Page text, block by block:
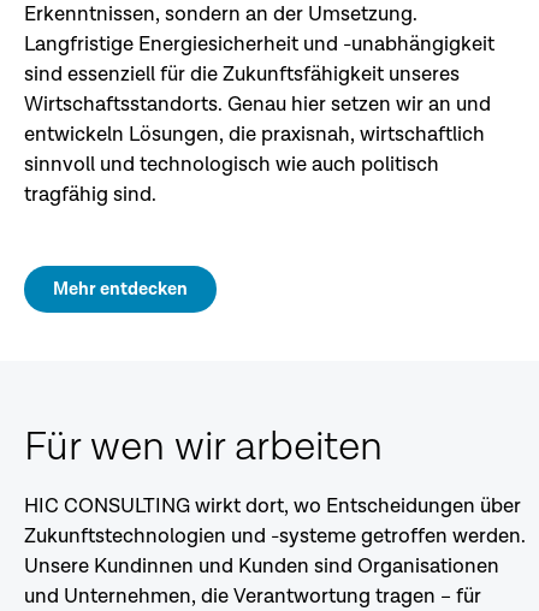
Erkenntnissen, sondern an der Umsetzung.
Langfristige Energiesicherheit und -unabhängigkeit
sind essenziell für die Zukunftsfähigkeit unseres
Wirtschaftsstandorts. Genau hier setzen wir an und
entwickeln Lösungen, die praxisnah, wirtschaftlich
sinnvoll und technologisch wie auch politisch
tragfähig sind.
Mehr entdecken
Für wen wir arbeiten
HIC CONSULTING wirkt dort, wo Entscheidungen über
Zukunftstechnologien und -systeme getroffen werden.
Unsere Kundinnen und Kunden sind Organisationen
und Unternehmen, die Verantwortung tragen – für